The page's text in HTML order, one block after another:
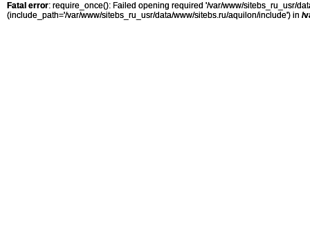
Fatal error: require_once(): Failed opening required '/var/www/sitebs_ru_usr/
(include_path='/var/www/sitebs_ru_usr/data/www/sitebs.ru/aquilon/include') in /